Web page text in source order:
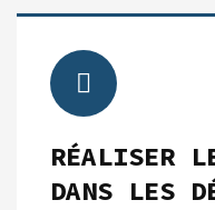
RÉALISER
DANS LES